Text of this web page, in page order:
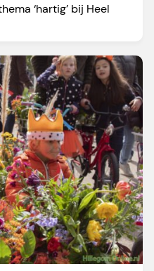
‘hartig’ bij Heel